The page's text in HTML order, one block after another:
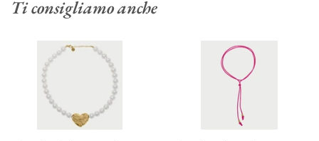
Ti consigliamo anche